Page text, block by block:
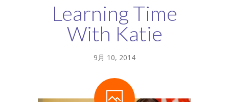
Learning Time
With Katie
9月 10, 2014